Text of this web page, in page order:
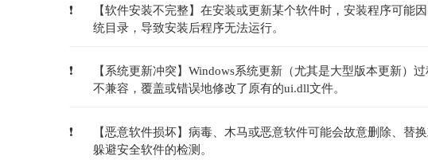
【软件安装不完整】在安装或更新某个软件时，安装程序可
统目录，导致安装后程序无法运行。
【系统更新冲突】Windows系统更新（尤其是大型版本更新）
不兼容，覆盖或错误地修改了原有的ui.dll文件。
【恶意软件损坏】病毒、木马或恶意软件可能会故意删除、
躲避安全软件的检测。